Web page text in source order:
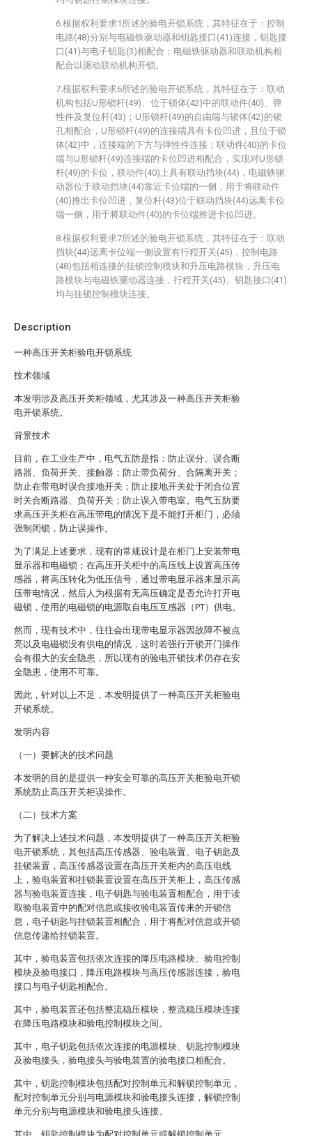
Description
一种高压开关柜验电开锁系统
技术领域
本发明涉及高压开关柜领域，尤其涉及一种高压开关柜验
电开锁系统。
背景技术
目前，在工业生产中，电气五防是指：防止误分、误合断
路器、负荷开关、接触器；防止带负荷分、合隔离开关；
防止在带电时误合接地开关；防止接地开关处于闭合位置
时关合断路器、负荷开关；防止误入带电室。电气五防要
求高压开关柜在高压带电的情况下是不能打开柜门，必须
强制闭锁，防止误操作。
为了满足上述要求，现有的常规设计是在柜门上安装带电
显示器和电磁锁；在高压开关柜中的高压线上设置高压传
感器，将高压转化为低压信号，通过带电显示器来显示高
压带电情况，然后人为根据有无高压确定是否允许打开电
磁锁，使用的电磁锁的电源取自电压互感器（PT）供电。
然而，现有技术中，往往会出现带电显示器因故障不被点
亮以及电磁锁没有供电的情况，这时若强行开锁开门操作
会有很大的安全隐患，所以现有的验电开锁技术仍存在安
全隐患，使用不可靠。
因此，针对以上不足，本发明提供了一种高压开关柜验电
开锁系统。
发明内容
（一）要解决的技术问题
本发明的目的是提供一种安全可靠的高压开关柜验电开锁
系统防止高压开关柜误操作。
（二）技术方案
为了解决上述技术问题，本发明提供了一种高压开关柜验
电开锁系统，其包括高压传感器、验电装置、电子钥匙及
挂锁装置，高压传感器设置在高压开关柜内的高压电线
上，验电装置和挂锁装置设置在高压开关柜上，高压传感
器与验电装置连接，电子钥匙与验电装置相配合，用于读
取验电装置中的配对信息或接收验电装置传来的开锁信
息，电子钥匙与挂锁装置相配合，用于将配对信息或开锁
信息传递给挂锁装置。
其中，验电装置包括依次连接的降压电路模块、验电控制
模块及验电接口，降压电路模块与高压传感器连接，验电
接口与电子钥匙相配合。
其中，验电装置还包括整流稳压模块，整流稳压模块连接
在降压电路模块和验电控制模块之间。
其中，电子钥匙包括依次连接的电源模块、钥匙控制模块
及验电接头，验电接头与验电装置的验电接口相配合。
其中，钥匙控制模块包括配对控制单元和解锁控制单元，
配对控制单元分别与电源模块和验电接头连接，解锁控制
单元分别与电源模块和验电接头连接。
6.根据权利要求1所述的验电开锁系统，其特征在于：控制
电路(48)分别与电磁铁驱动器和钥匙接口(41)连接，钥匙接
口(41)与电子钥匙(3)相配合；电磁铁驱动器和联动机构相
配合以驱动联动机构开锁。
7.根据权利要求6所述的验电开锁系统，其特征在于：联动
机构包括U形锁杆(49)、位于锁体(42)中的联动件(40)、弹
性件及复位杆(43)；U形锁杆(49)的自由端与锁体(42)的锁
孔相配合，U形锁杆(49)的连接端具有卡位凹进，且位于锁
体(42)中，连接端的下方与弹性件连接；联动件(40)的卡位
端与U形锁杆(49)连接端的卡位凹进相配合，实现对U形锁
杆(49)的卡位，联动件(40)上具有联动挡块(44)，电磁铁驱
动器位于联动挡块(44)靠近卡位端的一侧，用于将联动件
(40)推出卡位凹进，复位杆(43)位于联动挡块(44)远离卡位
端一侧，用于将联动件(40)的卡位端推进卡位凹进。
8.根据权利要求7所述的验电开锁系统，其特征在于：联动
挡块(44)远离卡位端一侧设置有行程开关(45)，控制电路
(48)包括相连接的挂锁控制模块和升压电路模块，升压电
路模块与电磁铁驱动器连接，行程开关(45)、钥匙接口(41)
均与挂锁控制模块连接。